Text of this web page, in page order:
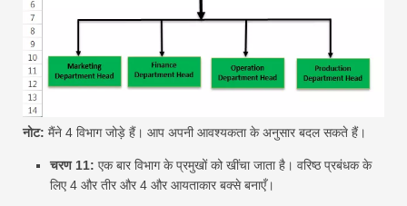
नोट: मैंने 4 विभाग जोड़े हैं। आप अपनी आवश्यकता के अनुसार बदल सकते हैं।
चरण 11: एक बार विभाग के प्रमुखों को खींचा जाता है। वरिष्ठ प्रबंधक के
लिए 4 और तीर और 4 और आयताकार बक्से बनाएँ।